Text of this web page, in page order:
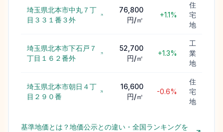
埼玉県北本市中丸７丁
目３３１番３外
76,800
円/㎡
+1.1%
住
宅
地
埼玉県北本市下石戸７
丁目１６２番外
52,700
円/㎡
+1.3%
工
業
地
埼玉県北本市朝日４丁
目２９０番
16,600
円/㎡
-0.6%
住
宅
地
基準地価とは？地価公示との違い・全国ランキングを